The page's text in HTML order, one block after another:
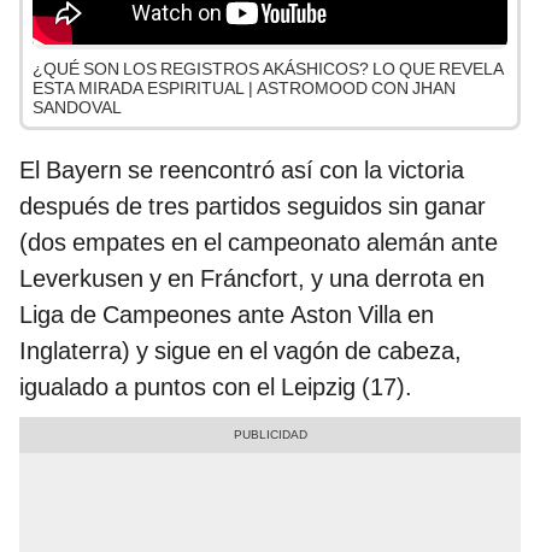
¿QUÉ SON LOS REGISTROS AKÁSHICOS? LO QUE REVELA
ESTA MIRADA ESPIRITUAL | ASTROMOOD CON JHAN
SANDOVAL
El Bayern se reencontró así con la victoria
después de tres partidos seguidos sin ganar
(dos empates en el campeonato alemán ante
Leverkusen y en Fráncfort, y una derrota en
Liga de Campeones ante Aston Villa en
Inglaterra) y sigue en el vagón de cabeza,
igualado a puntos con el Leipzig (17).